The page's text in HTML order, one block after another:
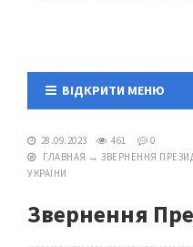
ВІДКРИТИ МЕНЮ
28.09.2023 461
0
ГЛАВНАЯ → ЗВЕРНЕННЯ
УКРАЇНИ
Звернення